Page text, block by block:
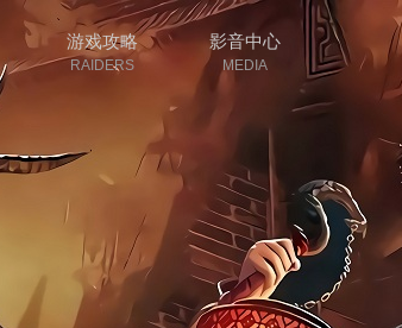
游戏攻略
RAIDERS
影音中心
MEDIA